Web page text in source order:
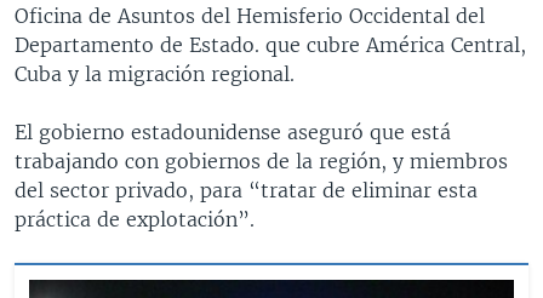
Oficina de Asuntos del Hemisferio Occidental del
Departamento de Estado. que cubre América Central,
Cuba y la migración regional.
El gobierno estadounidense aseguró que está
trabajando con gobiernos de la región, y miembros
del sector privado, para “tratar de eliminar esta
práctica de explotación”.